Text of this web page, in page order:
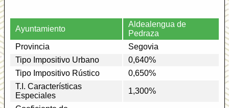
Ayuntamiento
Aldealengua de
Pedraza
Provincia
Segovia
Tipo Impositivo Urbano
0,640%
Tipo Impositivo Rústico
0,650%
T.I. Características
Especiales
1,300%